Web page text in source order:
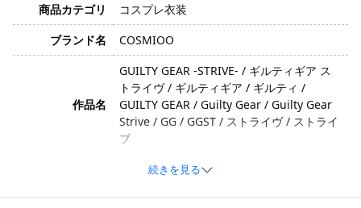
商品カテゴリ
コスプレ衣装
ブランド名
COSMIOO
作品名
GUILTY GEAR -STRIVE- / ギルティギア ス
トライヴ / ギルティギア / ギルティ /
GUILTY GEAR / Guilty Gear / Guilty Gear
Strive / GG / GGST / ストライヴ / ストライ
ブ
ジオヴァーナ / Giovanna / Gio / ジオ
クール・セクシー・ワイルド・スタイリッ
続きを見る